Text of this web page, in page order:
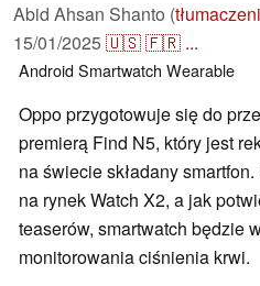
Abid Ahsan Shanto (
15/01/2025🇺🇸🇫🇷 ...
AndroidSmartwatch Wearable
Oppo przygotowuje się do
premierą Find N5, który jest
na świecie składany
na rynek Watch X2, a jak
teaserów, smartwatch będzie
monitorowania ciśnienia krwi.